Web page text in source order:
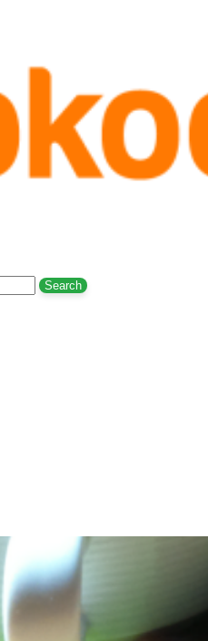
Search
Biji
4, 2017 byRina Rina
Biji Karimun